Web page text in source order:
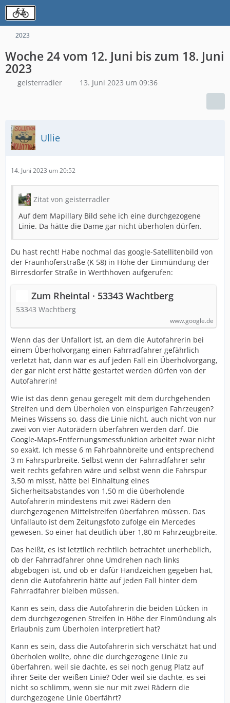
2023
Woche 24 vom 12. Juni bis zum 18. Juni
2023
geisterradler 13. Juni 2023 um 09:36
Ullie
14. Juni 2023 um 20:52
Zitat von geisterradler
Auf dem Mapillary Bild sehe ich eine durchgezogene
Linie. Da hätte die Dame gar nicht überholen dürfen.
Du hast recht! Habe nochmal das google-Satellitenbild von
der Fraunhoferstraße (K 58) in Höhe der Einmündung der
Birresdorfer Straße in Werthhoven aufgerufen:
Zum Rheintal · 53343 Wachtberg
53343 Wachtberg
www.google.de
Wenn das der Unfallort ist, an dem die Autofahrerin bei
einem Überholvorgang einen Fahrradfahrer gefährlich
verletzt hat, dann war es auf jeden Fall ein Überholvorgang,
der gar nicht erst hätte gestartet werden dürfen von der
Autofahrerin!
Wie ist das denn genau geregelt mit dem durchgehenden
Streifen und dem Überholen von einspurigen Fahrzeugen?
Meines Wissens so, dass die Linie nicht, auch nicht von nur
zwei von vier Autorädern überfahren werden darf. Die
Google-Maps-Entfernungsmessfunktion arbeitet zwar nicht
so exakt. Ich messe 6 m Fahrbahnbreite und entsprechend
3 m Fahrspurbreite. Selbst wenn der Fahrradfahrer sehr
weit rechts gefahren wäre und selbst wenn die Fahrspur
3,50 m misst, hätte bei Einhaltung eines
Sicherheitsabstandes von 1,50 m die überholende
Autofahrerin mindestens mit zwei Rädern den
durchgezogenen Mittelstreifen überfahren müssen. Das
Unfallauto ist dem Zeitungsfoto zufolge ein Mercedes
gewesen. So einer hat deutlich über 1,80 m Fahrzeugbreite.
Das heißt, es ist letztlich rechtlich betrachtet unerheblich,
ob der Fahrradfahrer ohne Umdrehen nach links
abgebogen ist, und ob er dafür Handzeichen gegeben hat,
denn die Autofahrerin hätte auf jeden Fall hinter dem
Fahrradfahrer bleiben müssen.
Kann es sein, dass die Autofahrerin die beiden Lücken in
dem durchgezogenen Streifen in Höhe der Einmündung als
Erlaubnis zum Überholen interpretiert hat?
Kann es sein, dass die Autofahrerin sich verschätzt hat und
überholen wollte, ohne die durchgezogene Linie zu
überfahren, weil sie dachte, es sei noch genug Platz auf
ihrer Seite der weißen Linie? Oder weil sie dachte, es sei
nicht so schlimm, wenn sie nur mit zwei Rädern die
durchgezogene Linie überfährt?